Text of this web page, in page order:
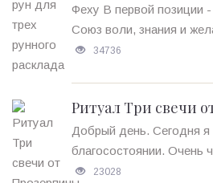
Феху В первой позиции
Союз воли, знания и
34736
Ритуал Три свечи
Добрый день. Сегодня я
благосостоянии. Очень
23028